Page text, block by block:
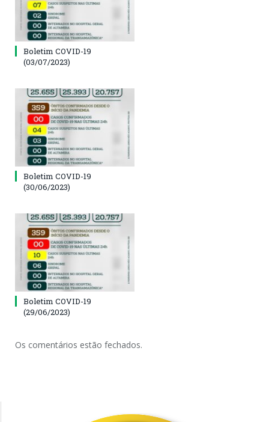
Boletim COVID-19
(03/07/2023)
Boletim COVID-19
(30/06/2023)
Boletim COVID-19
(29/06/2023)
Os comentários estão fechados.